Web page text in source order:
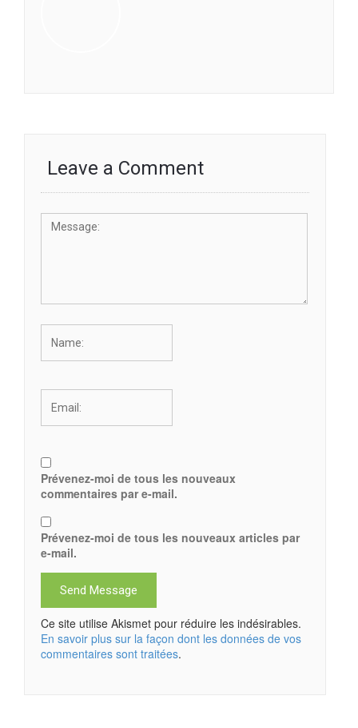
Leave a Comment
Prévenez-moi de tous les nouveaux
commentaires par e-mail.
Prévenez-moi de tous les nouveaux articles par
e-mail.
Ce site utilise Akismet pour réduire les indésirables.
En savoir plus sur la façon dont les données de vos
commentaires sont traitées.